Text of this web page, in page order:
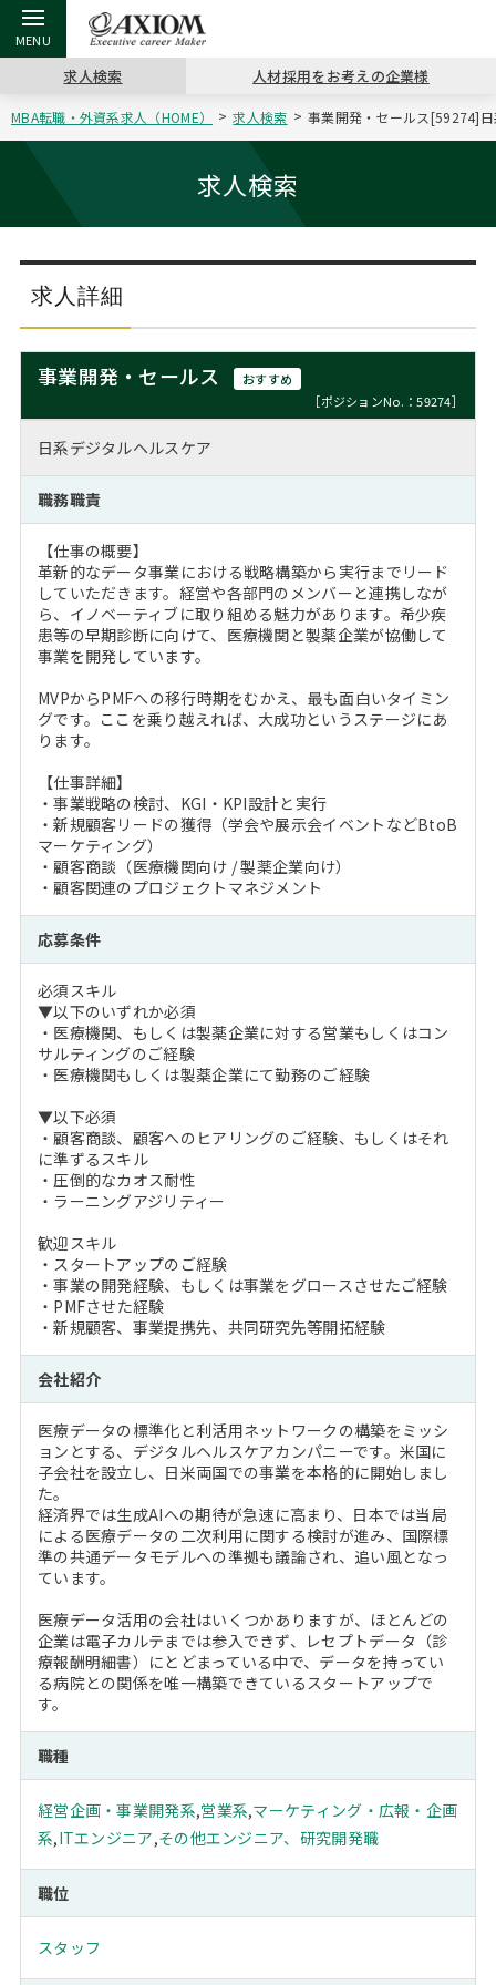
戻る
アクシアムの特長
戻る
コンサ
サービス案内
戻る
キャリ
コンサルタントの紹介
戻る
キャリア支援 TOP
キャリアデザイン講座
（最新求人市場動向）
戻る
MBAの
おわり
ステージ別アドバイス
MBAの転職事例
MBAからのFAQ
MBA留学生数の推移
戻る
日本か
MBAを生かす求人特集
年齢と年収の相関図
戻る
転職ツール TOP
英文レジュメの書き方
戻る
パワー
職務経歴書の書き方
外資系／面接攻略のコツ
戻る
転職コラム TOP
“展”職相談室
転職市場の明日をよめ
キャリアに効く一冊
注目企業インタビュー
戻る
イベント・セミナー TOP
ジョブフェア
キャリアデザインセミナー
プロ経営者の特別セミナー
Career Talk Live
MBA NETWORKING
戻る
会社概要 TOP
沿革
主なクライアント
パブリシティ
ニュースリリース
求人検索 人材採用をお考えの企業様
MBA転職・外資系求人（HOME） 求人検索 事業開発・セールス[59274]
求人検索
求人詳細
事業開発・セールス
おすすめ
［ポジションNo.：59274］
日系デジタルヘルスケア
職務職責
【仕事の概要】
革新的なデータ事業における戦略構築から実行までリード
していただきます。経営や各部門のメンバーと連携しなが
ら、イノベーティブに取り組める魅力があります。希少疾
患等の早期診断に向けて、医療機関と製薬企業が協働して
事業を開発しています。
MVPからPMFへの移行時期をむかえ、最も面白いタイミン
グです。ここを乗り越えれば、大成功というステージにあ
ります。
【仕事詳細】
・事業戦略の検討、KGI・KPI設計と実行
・新規顧客リードの獲得（学会や展示会イベントなどBtoB
マーケティング）
・顧客商談（医療機関向け / 製薬企業向け）
・顧客関連のプロジェクトマネジメント
応募条件
必須スキル
▼以下のいずれか必須
・医療機関、もしくは製薬企業に対する営業もしくはコン
サルティングのご経験
・医療機関もしくは製薬企業にて勤務のご経験
▼以下必須
・顧客商談、顧客へのヒアリングのご経験、もしくはそれ
に準ずるスキル
・圧倒的なカオス耐性
・ラーニングアジリティー
歓迎スキル
・スタートアップのご経験
・事業の開発経験、もしくは事業をグロースさせたご経験
・PMFさせた経験
・新規顧客、事業提携先、共同研究先等開拓経験
会社紹介
医療データの標準化と利活用ネットワークの構築をミッシ
ョンとする、デジタルヘルスケアカンパニーです。米国に
子会社を設立し、日米両国での事業を本格的に開始しまし
た。
経済界では生成AIへの期待が急速に高まり、日本では当局
による医療データの二次利用に関する検討が進み、国際標
準の共通データモデルへの準拠も議論され、追い風となっ
ています。
医療データ活用の会社はいくつかありますが、ほとんどの
企業は電子カルテまでは参入できず、レセプトデータ（診
療報酬明細書）にとどまっている中で、データを持ってい
る病院との関係を唯一構築できているスタートアップで
す。
職種
経営企画・事業開発系,営業系,マーケティング・広報・企画
系,ITエンジニア,その他エンジニア、研究開発職
職位
スタッフ